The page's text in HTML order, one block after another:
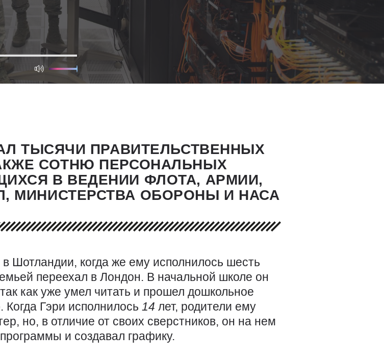
ТЫСЯЧИ ПРАВИТЕЛЬСТВЕННЫХ
СОТНЮ ПЕРСОНАЛЬНЫХ
В ВЕДЕНИИ ФЛОТА, АРМИИ,
МИНИСТЕРСТВА ОБОРОНЫ И НАСА
в Шотландии, когда же ему исполнилось шесть
переехал в Лондон. В начальной школе он
как уже умел читать и прошел дошкольное
Когда Гэри исполнилось 14 лет, родители ему
но, в отличие от своих сверстников, он на нем
и создавал графику.